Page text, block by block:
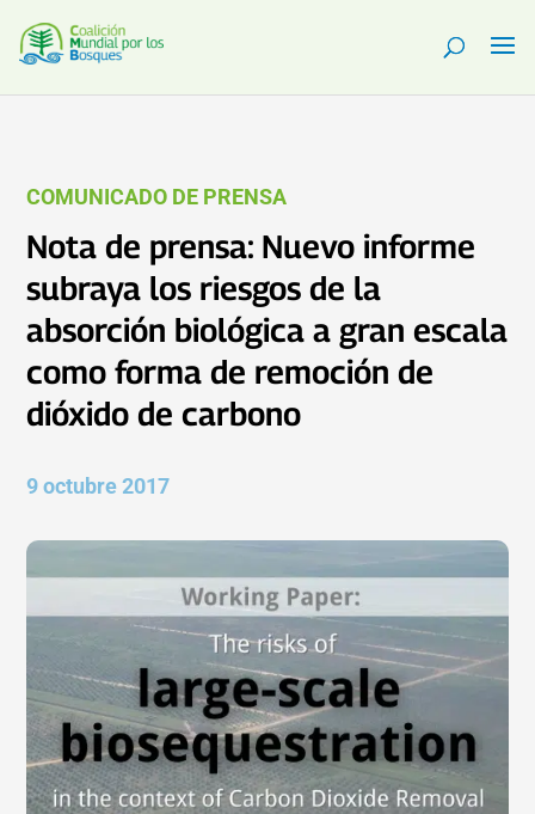
COMUNICADO DE PRENSA
Nota de prensa: Nuevo informe
subraya los riesgos de la
absorción biológica a gran escala
como forma de remoción de
dióxido de carbono
9 octubre 2017